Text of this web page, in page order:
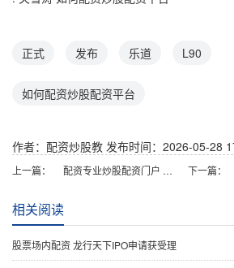
正式 发布 乐道 L90
如何配资炒股配资平台
作者：配资炒股教 发布时间：2026-05-28
上一篇： 配资专业炒股配资门户 一财社论：未来产业如何从“好点子” 走向“好产品” 下一篇：
相关阅读
股票场内配资 龙行天下IPO申请获受理